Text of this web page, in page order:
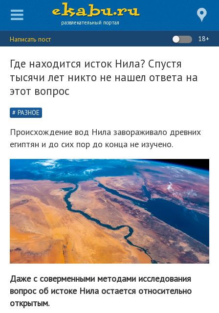
развлекательный портал
Написать пост 18+
Где находится исток Нила? Спустя
тысячи лет никто не нашел ответа на
этот вопрос
РАЗНОЕ
Происхождение вод Нила завораживало древних
египтян и до сих пор до конца не изучено.
Даже с соверменными методами исследования
вопрос об истоке Нила остается относительно
открытым.